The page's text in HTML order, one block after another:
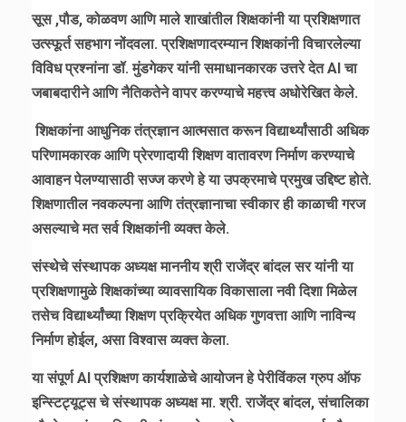
सूस ,पौड, कोळवण आणि माले शाखांतील शिक्षकांनी या प्रशिक्षणात
उत्स्फूर्त सहभाग नोंदवला. प्रशिक्षणादरम्यान शिक्षकांनी विचारलेल्या
विविध प्रश्नांना डॉ. मुंडगेकर यांनी समाधानकारक उत्तरे देत AI चा
जबाबदारीने आणि नैतिकतेने वापर करण्याचे महत्त्व अधोरेखित केले.
शिक्षकांना आधुनिक तंत्रज्ञान आत्मसात करून विद्यार्थ्यांसाठी अधिक
परिणामकारक आणि प्रेरणादायी शिक्षण वातावरण निर्माण करण्याचे
आवाहन पेलण्यासाठी सज्ज करणे हे या उपक्रमाचे प्रमुख उद्दिष्ट होते.
शिक्षणातील नवकल्पना आणि तंत्रज्ञानाचा स्वीकार ही काळाची गरज
असल्याचे मत सर्व शिक्षकांनी व्यक्त केले.
संस्थेचे संस्थापक अध्यक्ष माननीय श्री राजेंद्र बांदल सर यांनी या
प्रशिक्षणामुळे शिक्षकांच्या व्यावसायिक विकासाला नवी दिशा मिळेल
तसेच विद्यार्थ्यांच्या शिक्षण प्रक्रियेत अधिक गुणवत्ता आणि नाविन्य
निर्माण होईल, असा विश्वास व्यक्त केला.
या संपूर्ण AI प्रशिक्षण कार्यशाळेचे आयोजन हे पेरीविंकल ग्रुप ऑफ
इन्स्टिट्यूट्स चे संस्थापक अध्यक्ष मा. श्री. राजेंद्र बांदल, संचालिका